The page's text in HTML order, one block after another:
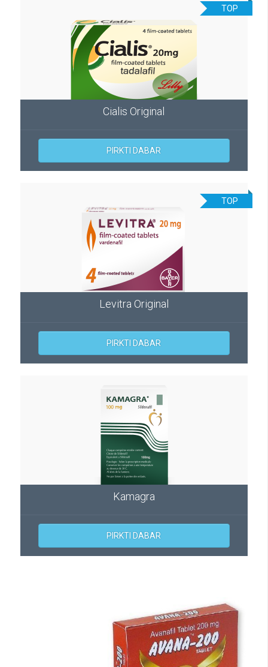
TOP
Cialis Original
PIRKTI DABAR
TOP
Levitra Original
PIRKTI DABAR
Kamagra
PIRKTI DABAR